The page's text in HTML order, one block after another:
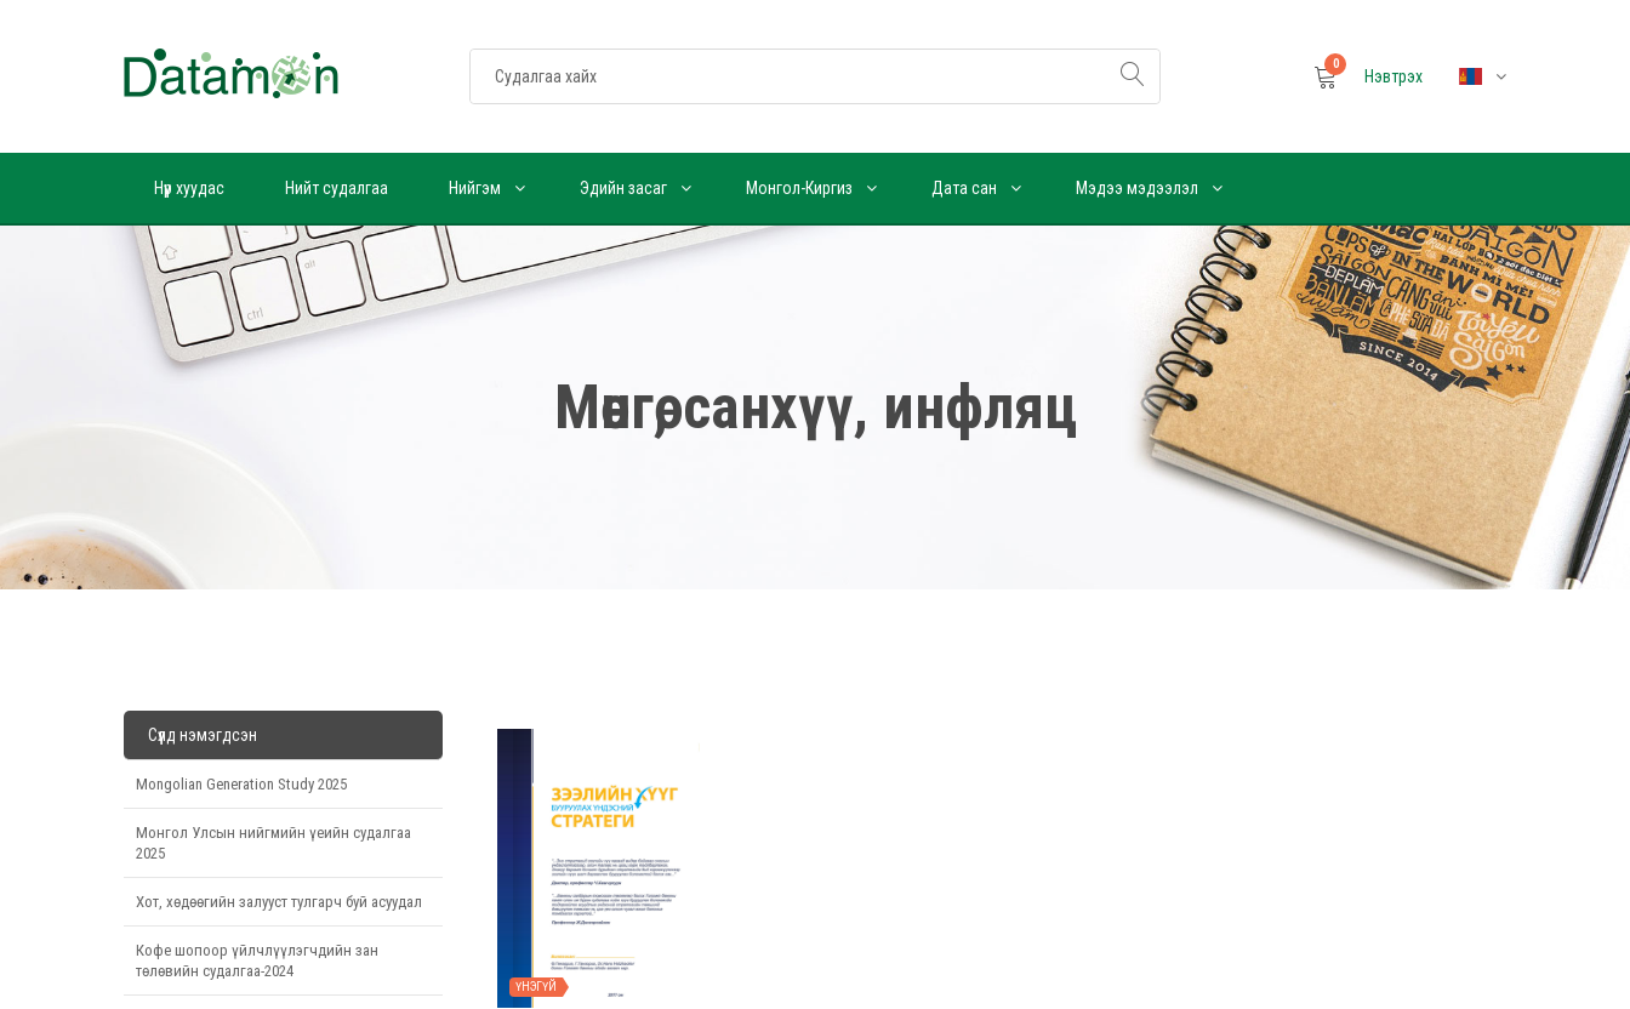
Нэвтрэх
0
Нүүр хуудас Нийт судалгаа Нийгэм Эдийн засаг Монгол-Киргиз Дата сан Мэдээ мэдээлэл
Мөнгө, санхүү, инфляц
ҮНЭГҮЙ
Сүүлд нэмэгдсэн
Mongolian Generation Study 2025
Монгол Улсын нийгмийн үеийн судалгаа
2025
Хот, хөдөөгийн залууст тулгарч буй асуудал
Кофе шопоор үйлчлүүлэгчдийн зан
төлөвийн судалгаа-2024